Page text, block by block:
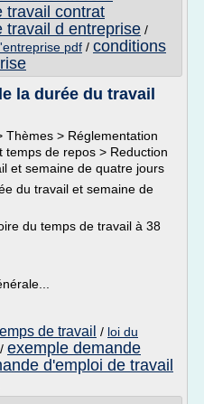
travail contrat
travail d entreprise /
pdf / conditions
la durée du travail
Thèmes > Réglementation
de repos > Reduction
et semaine de quatre jours
du travail et semaine de
du temps de travail à 38
de travail / loi du
/ exemple demande
d'emploi de travail